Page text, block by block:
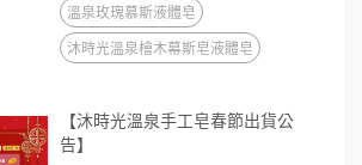
溫泉玫瑰慕斯液體皂
沐時光溫泉檜木幕斯皂液體皂
【沐時光溫泉手工皂春節出貨公
告】